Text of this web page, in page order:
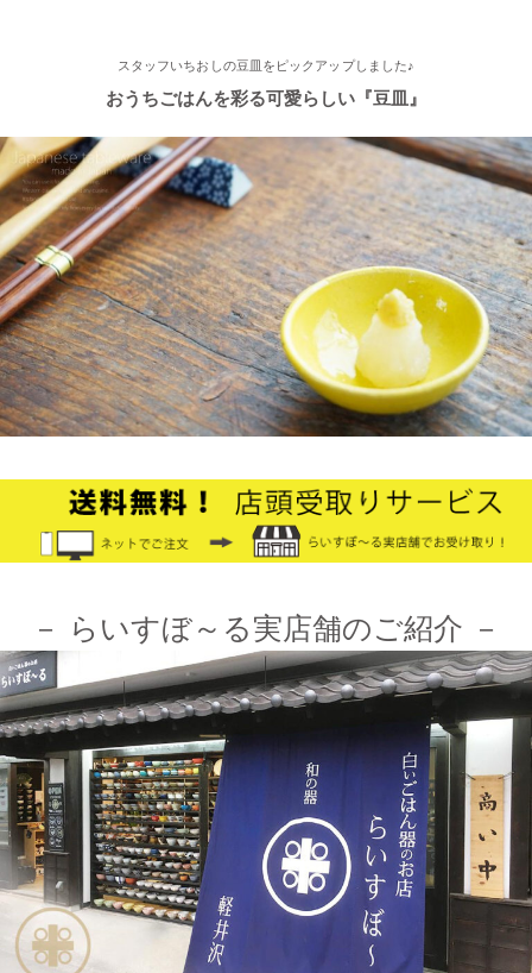
が白いごはん器のお店 らいすぼーる 春日井店にいらっしゃいま
2025/2/4
≪テレビで紹介されました≫ 2021年9月5日 中京テレビ キャッ
チ！『金額当て中継 コレいくらでSHOW！』生放送のコーナー
で 白いごはん器のお店 らいすぼーる 小牧店が出演しました。
2024/12/4
オフィシャルショップがリニューアルしました！お客様により快
適にお買い物をお楽しみいただけるよう、表示速度などを改善し
ました。みなさまのご利用をお待ちしております。
2024/10/26
≪第1弾 公式Youtubeチャンネル お買い物モニターアンバサダー
大募集☆≫ 詳しくはらいすぼ～るインスタグラムをチェッ
2024/3/12
≪テレビで紹介されました≫ 2021年7月12日 CBCテレビ まちイ
チ nice to people『春日井市・専門店』巡りで TKOの木本武宏さ
んが白いごはん器のお店 らいすぼーる 春日井店にいらっしゃい
ました。
2024/3/12
≪ラジオで紹介されました≫ 2021年7月8日 CBCラジオ ドラ魂
キング『レポドラ中継』コーナーに 白いごはん器のお店 らいす
ぼーる 小牧店が出演しました。
スタッフいちおしの豆皿をピックアップしました♪
おうちごはんを彩る可愛らしい『豆皿』
－ らいすぼ～る実店舗のご紹介 －